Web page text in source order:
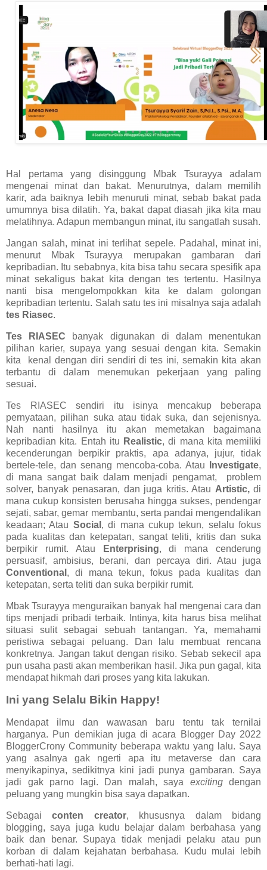
Hal pertama yang disinggung Mbak Tsurayya adalam
mengenai minat dan bakat. Menurutnya, dalam memilih
karir, ada baiknya lebih menuruti minat, sebab bakat pada
umumnya bisa dilatih. Ya, bakat dapat diasah jika kita mau
melatihnya. Adapun membangun minat, itu sangatlah susah.
Jangan salah, minat ini terlihat sepele. Padahal, minat ini,
menurut Mbak Tsurayya merupakan gambaran dari
kepribadian. Itu sebabnya, kita bisa tahu secara spesifik apa
minat sekaligus bakat kita dengan tes tertentu. Hasilnya
nanti bisa mengelompokkan kita ke dalam golongan
kepribadian tertentu. Salah satu tes ini misalnya saja adalah
tes Riasec.
Tes RIASEC banyak digunakan di dalam menentukan
pilihan karier, supaya yang sesuai dengan kita. Semakin
kita kenal dengan diri sendiri di tes ini, semakin kita akan
terbantu di dalam menemukan pekerjaan yang paling
sesuai.
Tes RIASEC sendiri itu isinya mencakup beberapa
pernyataan, pilihan suka atau tidak suka, dan sejenisnya.
Nah nanti hasilnya itu akan memetakan bagaimana
kepribadian kita. Entah itu Realistic, di mana kita memiliki
kecenderungan berpikir praktis, apa adanya, jujur, tidak
bertele-tele, dan senang mencoba-coba. Atau
Investigate,
di mana sangat baik dalam menjadi pengamat, problem
solver, banyak penasaran, dan juga kritis. Atau Artistic,di
mana cukup konsisten berusaha hingga sukses, pendengar
sejati, sabar, gemar membantu, serta pandai mengendalikan
keadaan; Atau Social , di mana cukup tekun, selalu fokus
pada kualitas dan ketepatan, sangat teliti, kritis dan suka
berpikir rumit. Atau
Enterprising, di mana cenderung
persuasif, ambisius, berani, dan percaya diri. Atau juga
Conventional , di mana tekun, fokus pada kualitas dan
ketepatan, serta teliti dan suka berpikir rumit.
Mbak Tsurayya menguraikan banyak hal mengenai cara dan
tips menjadi pribadi terbaik. Intinya, kita harus bisa melihat
situasi sulit sebagai sebuah tantangan. Ya, memahami
peristiwa sebagai peluang. Dan lalu membuat rencana
konkretnya. Jangan takut dengan risiko. Sebab sekecil apa
pun usaha pasti akan memberikan hasil. Jika pun gagal, kita
mendapat hikmah dari proses yang kita lakukan.
Ini yang Selalu Bikin Happy!
Mendapat ilmu dan wawasan baru tentu tak ternilai
harganya. Pun demikian juga di acara Blogger Day 2022
BloggerCrony Community beberapa waktu yang lalu. Saya
yang asalnya gak ngerti apa itu metaverse dan cara
menyikapinya, sedikitnya kini jadi punya gambaran. Saya
jadi gak parno lagi. Dan malah, saya exciting dengan
peluang yang mungkin bisa saya dapatkan.
Sebagaiconten creator, khususnya dalam bidang
blogging, saya juga kudu belajar dalam berbahasa yang
baik dan benar. Supaya tidak menjadi pelaku atau pun
korban di dalam kejahatan berbahasa. Kudu mulai lebih
berhati-hati lagi.